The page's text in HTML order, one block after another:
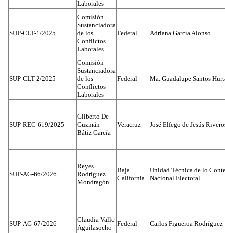
Laborales
SUP-CLT-1/2025
Comisión
Sustanciadora
de los
Conflictos
Laborales
Federal Adriana García Alonso
SUP-CLT-2/2025
Comisión
Sustanciadora
de los
Conflictos
Laborales
Federal Ma. Guadalupe Santos
SUP-REC-619/2025
Gilberto De
Guzmán
Bátiz García
Veracruz José Elfego de Jesús
SUP-AG-66/2026
Reyes
Rodríguez
Mondragón
Baja
California
Unidad Técnica de lo
Nacional Electoral
SUP-AG-67/2026
Claudia Valle
Aguilasocho
Federal Carlos Figueroa Rodríguez